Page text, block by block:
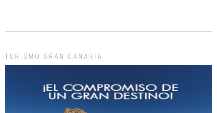
días, ella incluida...
TURISMO GRAN CANARIA